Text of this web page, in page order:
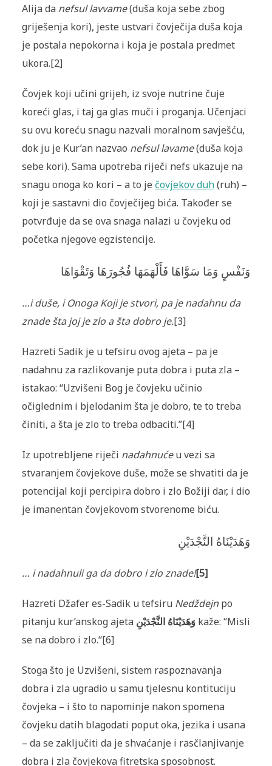
Alija da nefsul lavvame(duša koja sebe zbog
griješenja kori), jeste ustvari čovječija duša koja
je postala nepokorna i koja je postala predmet
ukora.[2]
Čovjek koji učini grijeh, iz svoje nutrine čuje
koreći glas, i taj ga glas muči i proganja. Učenjaci
su ovu koreću snagu nazvali moralnom savješću,
dok ju je Kur’an nazvao nefsul lavame(duša koja
sebe kori). Sama upotreba riječi nefs ukazuje na
snagu onoga ko kori – a to je čovjekov duh(ruh) –
koji je sastavni dio čovječijeg bića. Također se
potvrđuje da se ova snaga nalazi u čovjeku od
početka njegove egzistencije.
وَنَفْسٍ وَمَا سَوَّاهَا فَأَلْهَمَهَا فُجُورَهَا وَتَقْوَاهَا
…i duše, i Onoga Koji je stvori, pa je nadahnu da
znade šta joj je zlo a šta dobro je.[3]
Hazreti Sadik je u tefsiru ovog ajeta – pa je
nadahnu za razlikovanje puta dobra i puta zla –
istakao: “Uzvišeni Bog je čovjeku učinio
očiglednim i bjelodanim šta je dobro, te to treba
činiti, a šta je zlo to treba odbaciti.”[4]
Iz upotrebljene riječi nadahnućeu vezi sa
stvaranjem čovjekove duše, može se shvatiti da je
potencijal koji percipira dobro i zlo Božiji dar, i dio
je imanentan čovjekovom stvorenome biću.
وَهَدَيْنَاهُ النَّجْدَيْنِ
… i nadahnuli ga da dobro i zlo znade![5]
Hazreti Džafer es-Sadik u tefsiru Nedždejnpo
pitanju kur’anskog ajeta وَهَدَيْنَاهُ النَّجْدَيْنِkaže: “Misli
se na dobro i zlo.“[6]
Stoga što je Uzvišeni, sistem raspoznavanja
dobra i zla ugradio u samu tjelesnu kontituciju
čovjeka – i što to napominje nakon spomena
čovjeku datih blagodati poput oka, jezika i usana
– da se zaključiti da je shvaćanje i rasčlanjivanje
dobra i zla čovjekova fitretska sposobnost.